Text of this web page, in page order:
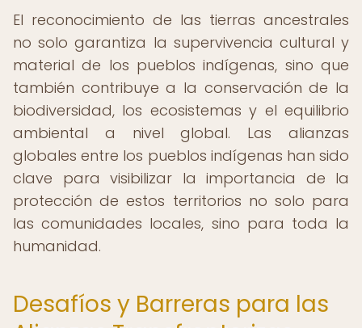
El reconocimiento de las tierras ancestrales
no solo garantiza la supervivencia cultural y
material de los pueblos indígenas, sino que
también contribuye a la conservación de la
biodiversidad, los ecosistemas y el equilibrio
ambiental a nivel global. Las alianzas
globales entre los pueblos indígenas han sido
clave para visibilizar la importancia de la
protección de estos territorios no solo para
las comunidades locales, sino para toda la
humanidad.
Desafíos y Barreras para las